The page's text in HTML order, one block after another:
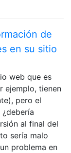
de
en su sitio
web que es
ejemplo, tienen
pero el
al final del
sería malo
problema en